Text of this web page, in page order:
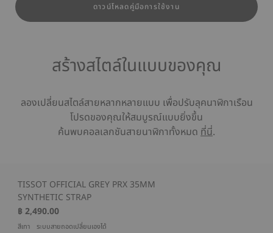
ดาวน์โหลดคู่มือการใช้งาน
สร้างสไตล์ในแบบของคุณ
ลองเปลี่ยนสไตล์สายหลากหลายแบบ เพื่อปรับลุคนาฬิกาเรือน
โปรดของคุณให้สมบูรณ์แบบยิ่งขึ้น
ค้นพบคอลเลกชันสายนาฬิกาทั้งหมด ที่นี่.
TISSOT OFFICIAL GREY PRX 35MM
SYNTHETIC STRAP
฿ 2,490.00
สีเทา ระบบสายถอดเปลี่ยนเองได้